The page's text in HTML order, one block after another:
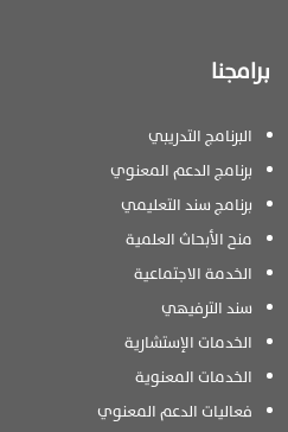
برامجنا
البرنامج التدريبي
برنامج الدعم المعنوي
برنامج سند التعليمي
منح الأبحاث العلمية
الخدمة الاجتماعية
سند الترفيهي
الخدمات الإستشارية
الخدمات المعنوية
فعاليات الدعم المعنوي